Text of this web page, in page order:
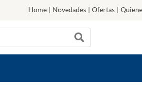
Home | Novedades | Ofertas |